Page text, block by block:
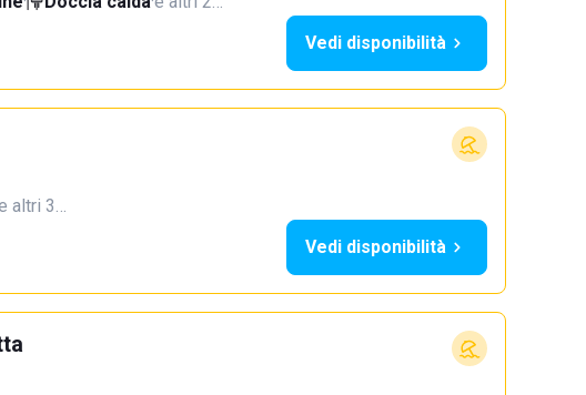
Vedi disponibilità
altri 3…
Vedi disponibilità